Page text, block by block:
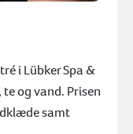
i Lübker Spa &
og vand. Prisen
samt